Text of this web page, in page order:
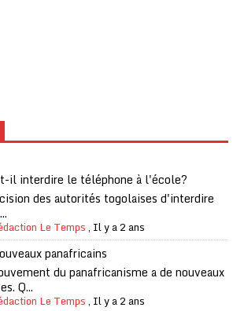
il interdire le téléphone à l'école?
des autorités togolaises d'interdire
Le Temps, Il y a 2 ans
panafricains
du panafricanisme a de nouveaux
Q...
Le Temps, Il y a 2 ans